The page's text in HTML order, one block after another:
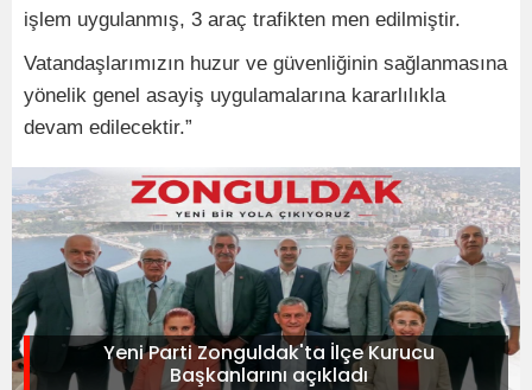
işlem uygulanmış, 3 araç trafikten men edilmiştir.
Vatandaşlarımızın huzur ve güvenliğinin sağlanmasına
yönelik genel asayiş uygulamalarına kararlılıkla
devam edilecektir.”
Yeni Parti Zonguldak'ta İlçe Kurucu
Başkanlarını açıkladı